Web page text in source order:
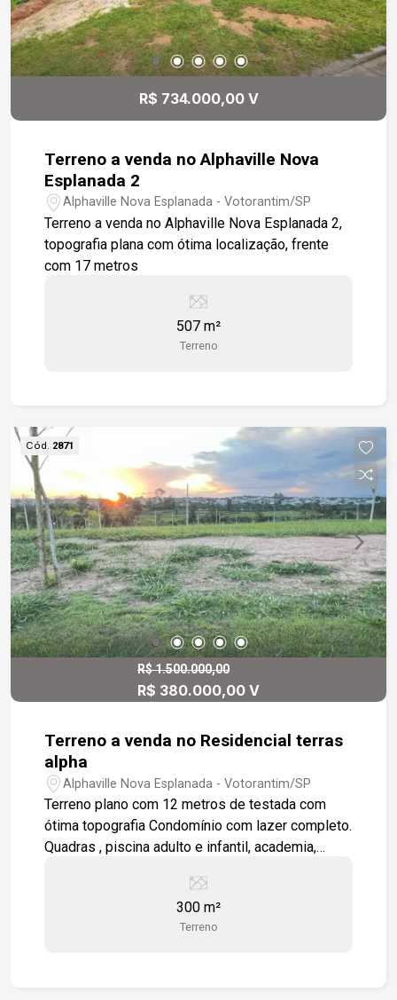
R$ 734.000,00 V
Terreno a venda no Alphaville Nova
Esplanada 2
Alphaville Nova Esplanada - Votorantim/SP
Terreno a venda no Alphaville Nova Esplanada 2,
topografia plana com ótima localização, frente
com 17 metros
507 m²
Terreno
Cód. 2871
R$ 1.500.000,00
R$ 380.000,00 V
Terreno a venda no Residencial terras
alpha
Alphaville Nova Esplanada - Votorantim/SP
Terreno plano com 12 metros de testada com
ótima topografia Condomínio com lazer completo.
Quadras , piscina adulto e infantil, academia,
segurança para toda a família.
300 m²
Terreno